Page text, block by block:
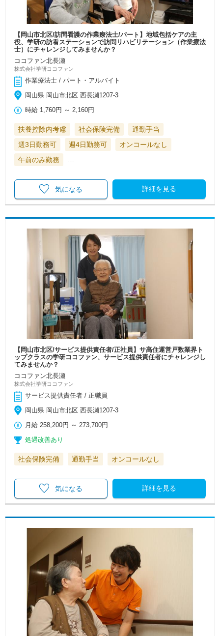
【岡山市北区/訪問看護の作業療法士/パート】地域包括ケアの主
役、学研の訪看ステーションで訪問リハビリテーション（作業療法
士）にチャレンジしてみませんか？
ココファン北長瀬
株式会社学研ココファン
作業療法士 / パート・アルバイト
岡山県 岡山市北区 西長瀬1207-3
時給 1,760円 ～ 2,160円
扶養控除内考慮 社会保険完備
通勤手当
週3日勤務可
週4日勤務可
オンコールなし
午前のみ勤務
詳細を見る
気になる
【岡山市北区/サービス提供責任者/正社員】サ高住運営戸数業界ト
ップクラスの学研ココファン、サービス提供責任者にチャレンジし
てみませんか？
ココファン北長瀬
株式会社学研ココファン
サービス提供責任者 / 正職員
岡山県 岡山市北区 西長瀬1207-3
月給 258,200円 ～ 273,700円
処遇改善あり
社会保険完備 通勤手当 オンコールなし
詳細を見る
気になる